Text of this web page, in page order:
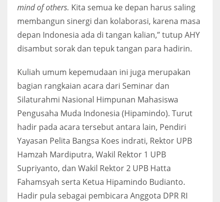
mind of others. Kita semua ke depan harus saling
membangun sinergi dan kolaborasi, karena masa
depan Indonesia ada di tangan kalian,” tutup AHY
disambut sorak dan tepuk tangan para hadirin.
Kuliah umum kepemudaan ini juga merupakan
bagian rangkaian acara dari Seminar dan
Silaturahmi Nasional Himpunan Mahasiswa
Pengusaha Muda Indonesia (Hipamindo). Turut
hadir pada acara tersebut antara lain, Pendiri
Yayasan Pelita Bangsa Koes indrati, Rektor UPB
Hamzah Mardiputra, Wakil Rektor 1 UPB
Supriyanto, dan Wakil Rektor 2 UPB Hatta
Fahamsyah serta Ketua Hipamindo Budianto.
Hadir pula sebagai pembicara Anggota DPR RI